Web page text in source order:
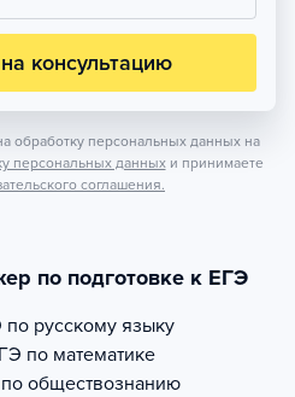
консультацию
обработку персональных данных на
персональных данных и принимаете
соглашения.
по подготовке к ЕГЭ
по русскому языку
по математике
обществознанию